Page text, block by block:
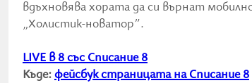
вдъхновява хората да си върнат
„Холистик-новатор”.
LIVE в 8 със Списание 8
Къде: фейсбук страницата на Списание 8